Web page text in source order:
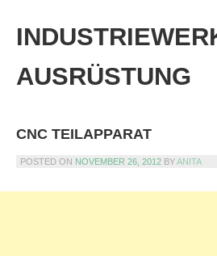
content
AUSRÜSTUNG
CNC TEILAPPARAT
POSTED ON NOVEMBER 26, 2012 BYANITA